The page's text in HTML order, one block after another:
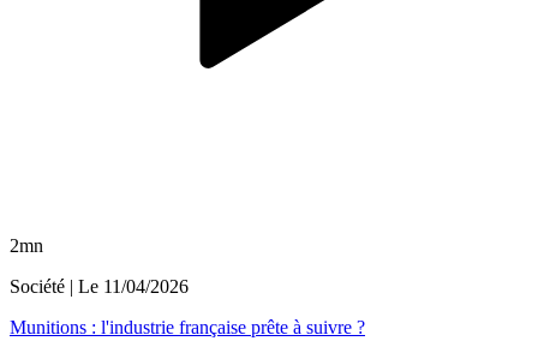
2mn
Société | Le 11/04/2026
Munitions : l'industrie française prête à suivre ?